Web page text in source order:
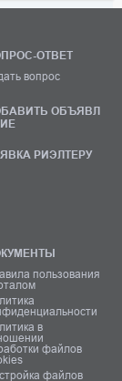
ОТВЕТ
вопрос
ОБЪЯВЛ
РИЭЛТЕРУ
пользования
в
файлов
файлов